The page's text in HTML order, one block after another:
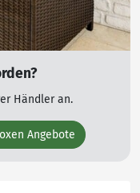
Händler an.
Angebote